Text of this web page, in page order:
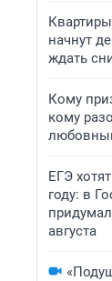
начнут
ждать
Кому
кому
ЕГЭ
году: в
августа